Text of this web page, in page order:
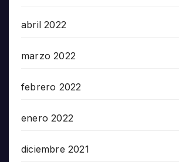
abril 2022
marzo 2022
febrero 2022
enero 2022
diciembre 2021